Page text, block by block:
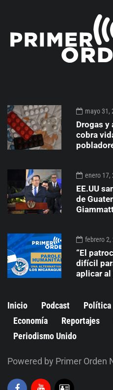
mayo 31,
Drogas y
cobra
enero 17,
EE.UU
de
febrero 2,
“El
difícil
aplicar
Inicio Podcast Política
Economía
Reportajes
Periodismo Unido
Powered by Primer Orden